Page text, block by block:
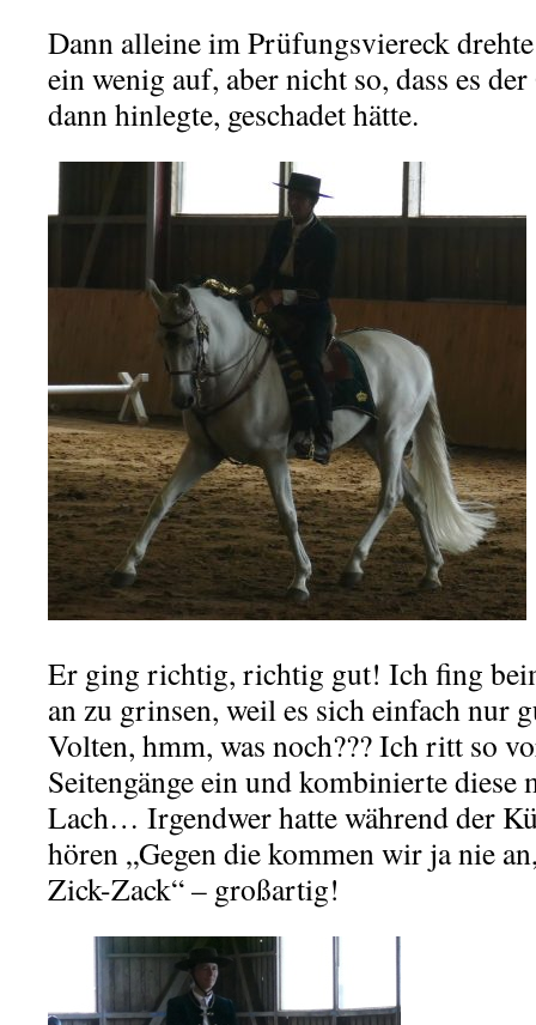
Dann alleine im Prüfungsviereck
ein wenig auf, aber nicht so, dass es
dann hinlegte, geschadet hätte.
Er ging richtig, richtig gut! Ich fing
an zu grinsen, weil es sich einfach nur
Volten, hmm, was noch??? Ich ritt so
Seitengänge ein und kombinierte diese
Lach… Irgendwer hatte während der
hören „Gegen die kommen wir ja nie
Zick-Zack“ – großartig!